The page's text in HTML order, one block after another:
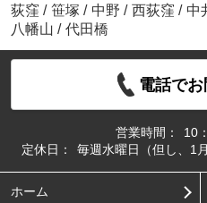
荻窪 / 笹塚 / 中野 / 西荻窪 / 中
八幡山 / 代田橋
電話で
営業時間：
10
定休日：
毎週水曜日（但し、1
ホーム